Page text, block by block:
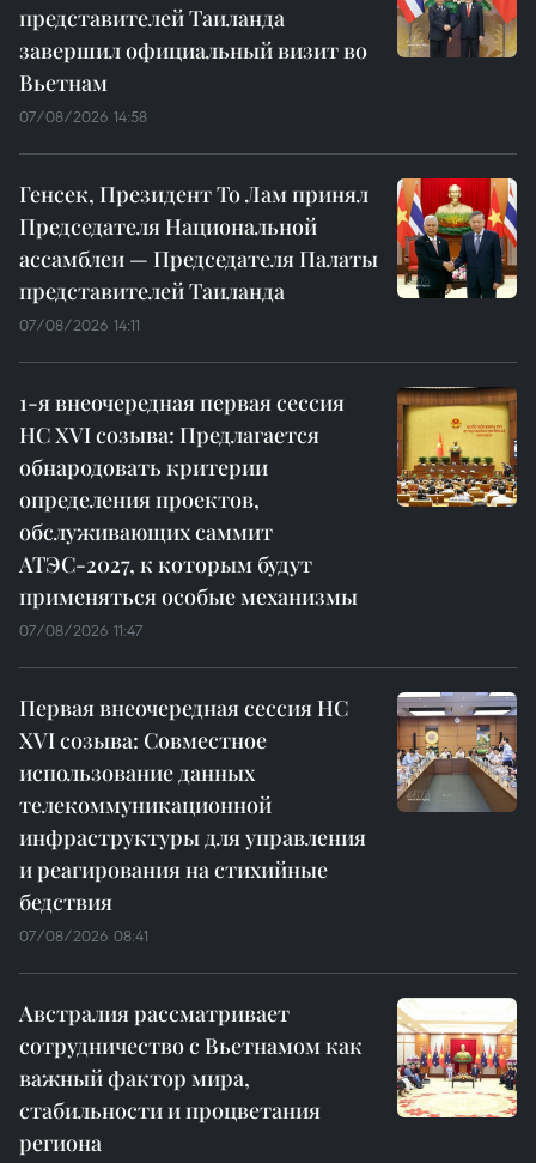
представителей Таиланда
завершил официальный визит во
Вьетнам
07/08/2026 14:58
Генсек, Президент То Лам принял
Председателя Национальной
ассамблеи — Председателя Палаты
представителей Таиланда
07/08/2026 14:11
1-я внеочередная первая сессия
НС XVI созыва: Предлагается
обнародовать критерии
определения проектов,
обслуживающих саммит
АТЭС-2027, к которым будут
применяться особые механизмы
07/08/2026 11:47
Первая внеочередная сессия НС
XVI созыва: Совместное
использование данных
телекоммуникационной
инфраструктуры для управления
и реагирования на стихийные
бедствия
07/08/2026 08:41
Австралия рассматривает
сотрудничество с Вьетнамом как
важный фактор мира,
стабильности и процветания
региона